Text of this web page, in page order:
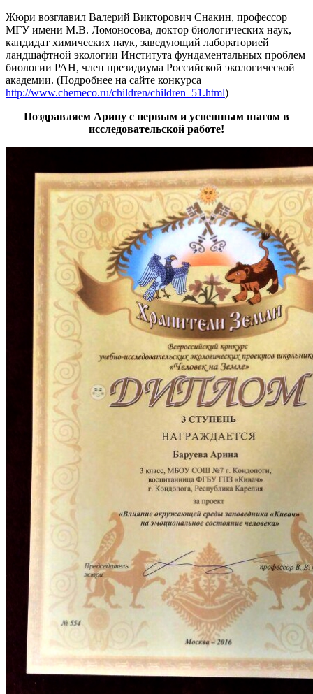
Жюри возглавил Валерий Викторович Снакин, профессор
МГУ имени М.В. Ломоносова, доктор биологических наук,
кандидат химических наук, заведующий лабораторией
ландшафтной экологии Института фундаментальных проблем
биологии РАН, член президиума Российской экологической
академии. (Подробнее на сайте конкурса
http://www.chemeco.ru/children/children_51.html)
Поздравляем Арину с первым и успешным шагом в
исследовательской работе!